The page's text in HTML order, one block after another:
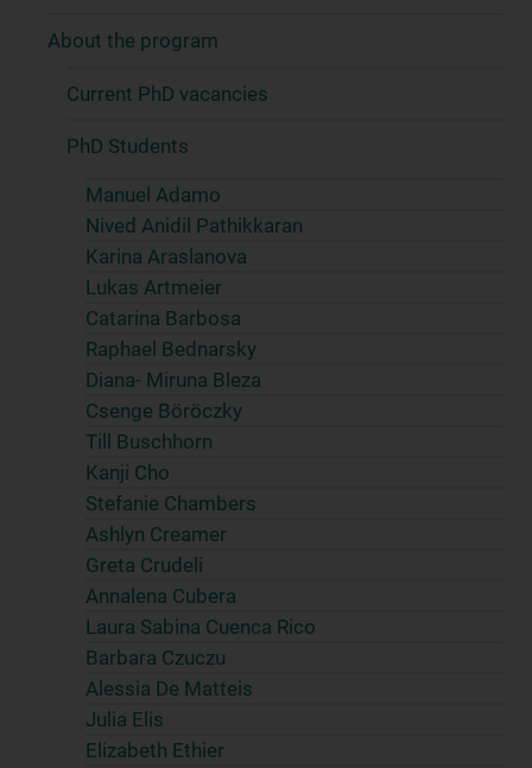
About the program
Current PhD vacancies
PhD Students
Manuel Adamo
Nived Anidil Pathikkaran
Karina Araslanova
Lukas Artmeier
Catarina Barbosa
Raphael Bednarsky
Diana- Miruna Bleza
Csenge Böröczky
Till Buschhorn
Kanji Cho
Stefanie Chambers
Ashlyn Creamer
Greta Crudeli
Annalena Cubera
Laura Sabina Cuenca Rico
Barbara Czuczu
Alessia De Matteis
Julia Elis
Elizabeth Ethier